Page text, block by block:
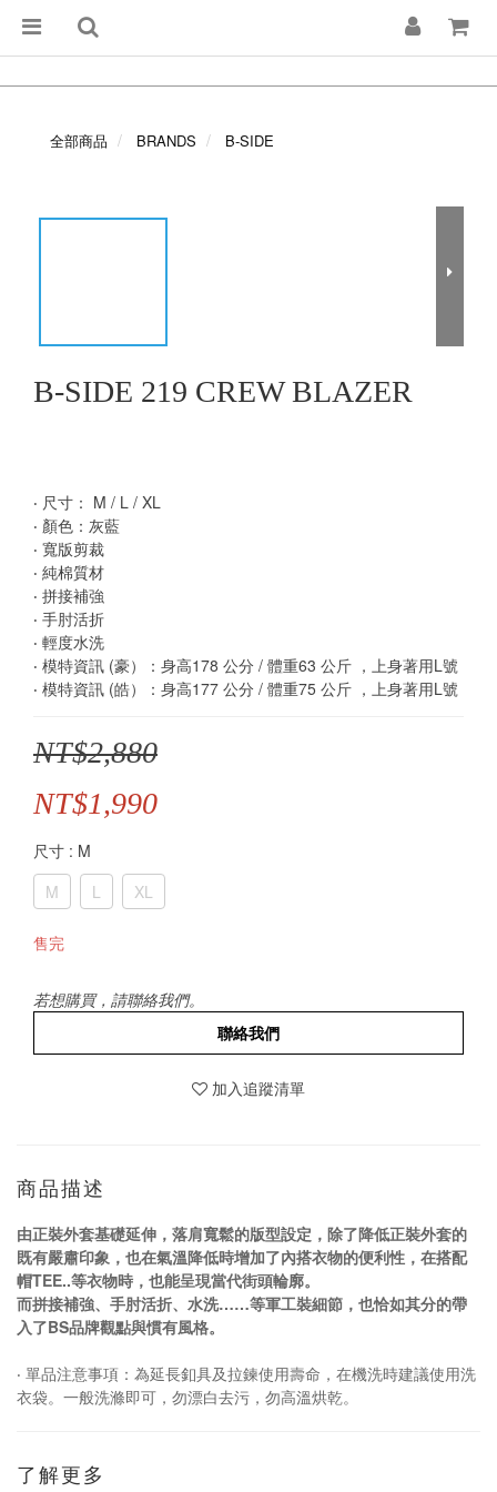
全部商品 BRANDS B-SIDE
B-SIDE 219 CREW BLAZER
‧ 尺寸： M / L / XL
‧ 顏色：灰藍
‧ 寬版剪裁
‧ 純棉質材
‧ 拼接補強
‧ 手肘活折
‧ 輕度水洗
‧ 模特資訊 (豪）：身高178 公分 / 體重63 公斤 ，上身著用L號
‧ 模特資訊 (皓）：身高177 公分 / 體重75 公斤 ，上身著用L號
NT$2,880
NT$1,990
尺寸 : M
M
L XL
售完
若想購買，請聯絡我們。
聯絡我們
加入追蹤清單
商品描述
由正裝外套基礎延伸，落肩寬鬆的版型設定，除了降低正裝外套的
既有嚴肅印象，也在氣溫降低時增加了內搭衣物的便利性，在搭配
帽TEE..等衣物時，也能呈現當代街頭輪廓。
而拼接補強、手肘活折、水洗……等軍工裝細節，也恰如其分的帶
入了BS品牌觀點與慣有風格。
‧ 單品注意事項：為延長釦具及拉鍊使用壽命，在機洗時建議使用洗
衣袋。一般洗滌即可，勿漂白去污，勿高溫烘乾。
了解更多